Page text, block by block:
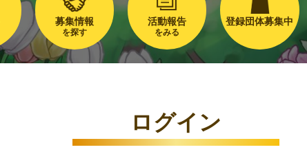
募集情報
を探す
活動報告
をみる
登録団体募集中
ログイン